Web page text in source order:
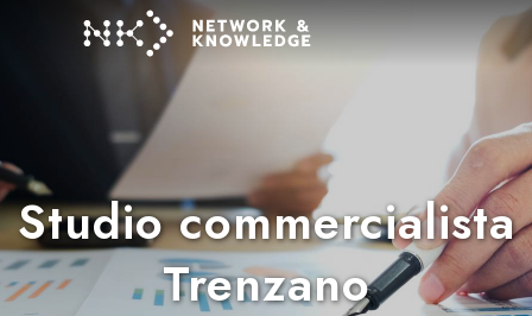
Studio commercialista
Trenzano